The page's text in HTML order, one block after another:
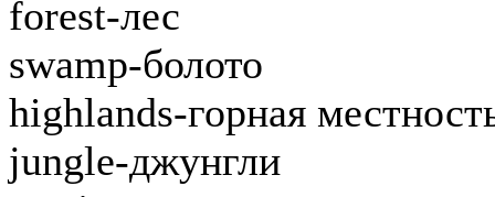
forest-лес
swamp-болото
highlands-горная
jungle-джунгли